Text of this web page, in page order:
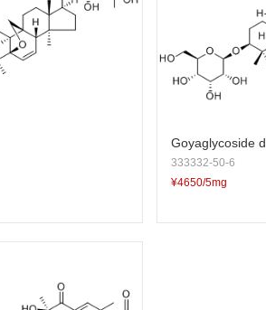
Goyaglycoside d
333332-50-6
¥4650/5mg